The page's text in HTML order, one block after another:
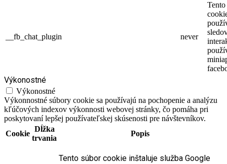
__fb_chat_plugin never
Výkonostné
Výkonostné
Výkonnostné súbory cookie sa používajú na pochopenie a analýzu
kľúčových indexov výkonnosti webovej stránky, čo pomáha pri
poskytovaní lepšej používateľskej skúsenosti pre návštevníkov.
Cookie
Dĺžka
trvania
Popis
Tento súbor cookie inštaluje služba Google